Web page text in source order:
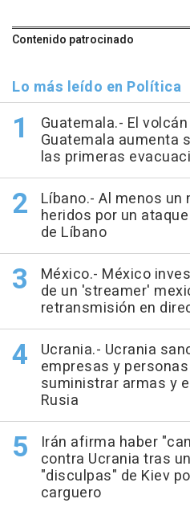
Contenido patrocinado
Lo más leído en Política
Guatemala.- El
Guatemala aumenta
las primeras
Líbano.- Al menos
heridos por un
de Líbano
México.- México
de un 'streamer'
retransmisión en
Ucrania.- Ucrania
empresas y
suministrar armas y
Rusia
Irán afirma haber
contra Ucrania tras
"disculpas" de Kiev
carguero